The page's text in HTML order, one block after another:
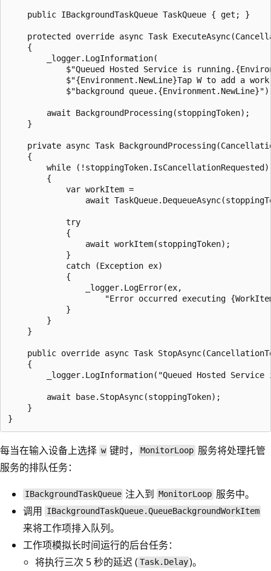
    public IBackgroundTaskQueue TaskQueue { get; }
protected override async Task
    {
        _logger.LogInformation(
$"Queued Hosted Service is
$"{Environment.NewLine}Tap W to add a
$"background
        await BackgroundProcessing(stoppingToken);
    }
private async Task
    {
        while (!stoppingToken.IsCancellationRequested)
        {
            var workItem =
await
            try
            {
                await workItem(stoppingToken);
            }
            catch (Exception ex)
            {
                _logger.LogError(ex,
"Error occurred executing
            }
        }
    }
public override async Task
    {
_logger.LogInformation("Queued Hosted Service
        await base.StopAsync(stoppingToken);
    }
每当在输入设备上选择 w 键时， MonitorLoop 服务将处理托管
服务的排队任务：
IBackgroundTaskQueue 注入到 MonitorLoop 服务中。
调用 IBackgroundTaskQueue.QueueBackgroundWorkItem
来将工作项排入队列。
工作项模拟长时间运行的后台任务：
将执行三次 5 秒的延迟 ( Task.Delay)。